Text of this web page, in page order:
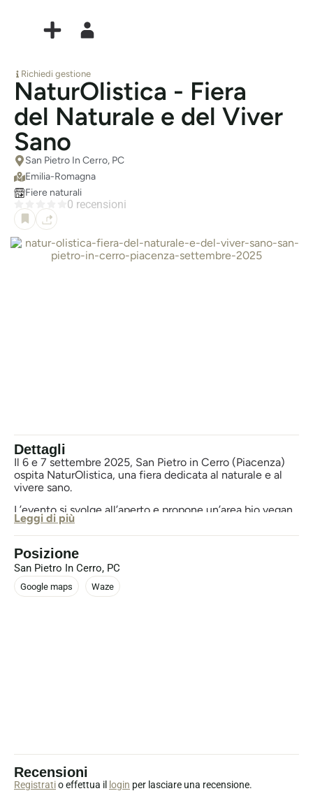
Richiedi gestione
NaturOlistica - Fiera
del Naturale e del Viver
Sano
San Pietro In Cerro, PC
Emilia-Romagna
Fiere naturali
0 recensioni
Dettagli
Il 6 e 7 settembre 2025, San Pietro in Cerro (Piacenza)
ospita NaturOlistica, una fiera dedicata al naturale e al
vivere sano.
L’evento si svolge all’aperto e propone un’area bio vegan
food, un eco mercato, spazi wellness, conferenze
tematiche e attività per bambini.
L’ingresso è gratuito.
Leggi di più
Posizione
San Pietro In Cerro, PC
Google maps Waze
Recensioni
Registratio effettua il login per lasciare una recensione.